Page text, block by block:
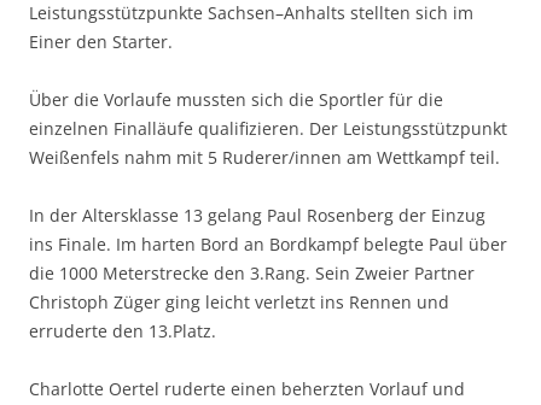
Leistungsstützpunkte Sachsen–Anhalts stellten sich im
Einer den Starter.
Über die Vorlaufe mussten sich die Sportler für die
einzelnen Finalläufe qualifizieren. Der Leistungsstützpunkt
Weißenfels nahm mit 5 Ruderer/innen am Wettkampf teil.
In der Altersklasse 13 gelang Paul Rosenberg der Einzug
ins Finale. Im harten Bord an Bordkampf belegte Paul über
die 1000 Meterstrecke den 3.Rang. Sein Zweier Partner
Christoph Züger ging leicht verletzt ins Rennen und
erruderte den 13.Platz.
Charlotte Oertel ruderte einen beherzten Vorlauf und